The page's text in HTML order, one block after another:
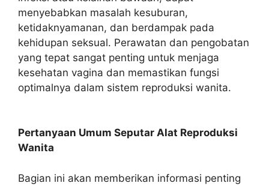
menyebabkan masalah kesuburan,
ketidaknyamanan, dan berdampak pada
kehidupan seksual. Perawatan dan pengobatan
yang tepat sangat penting untuk menjaga
kesehatan vagina dan memastikan fungsi
optimalnya dalam sistem reproduksi wanita.
Pertanyaan Umum Seputar Alat Reproduksi
Wanita
Bagian ini akan memberikan informasi penting